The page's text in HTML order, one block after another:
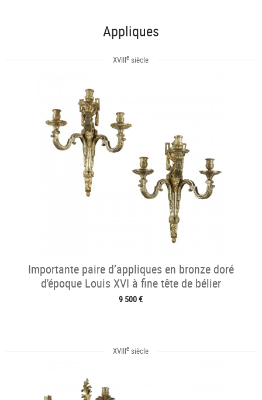
Appliques
XVIIIe siècle
Importante paire d’appliques en bronze doré
d'époque Louis XVI à fine tête de bélier
9 500 €
XVIIIe siècle